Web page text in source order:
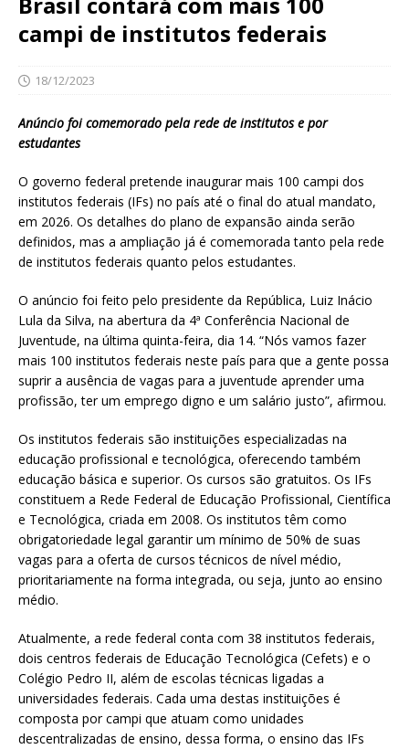
campi de institutos federais
18/12/2023
Anúncio foi comemorado pela rede de institutos e por
estudantes
O governo federal pretende inaugurar mais 100 campi dos
institutos federais (IFs) no país até o final do atual mandato,
em 2026. Os detalhes do plano de expansão ainda serão
definidos, mas a ampliação já é comemorada tanto pela rede
de institutos federais quanto pelos estudantes.
O anúncio foi feito pelo presidente da República, Luiz Inácio
Lula da Silva, na abertura da 4ª Conferência Nacional de
Juventude, na última quinta-feira, dia 14. “Nós vamos fazer
mais 100 institutos federais neste país para que a gente possa
suprir a ausência de vagas para a juventude aprender uma
profissão, ter um emprego digno e um salário justo”, afirmou.
Os institutos federais são instituições especializadas na
educação profissional e tecnológica, oferecendo também
educação básica e superior. Os cursos são gratuitos. Os IFs
constituem a Rede Federal de Educação Profissional, Científica
e Tecnológica, criada em 2008. Os institutos têm como
obrigatoriedade legal garantir um mínimo de 50% de suas
vagas para a oferta de cursos técnicos de nível médio,
prioritariamente na forma integrada, ou seja, junto ao ensino
médio.
Atualmente, a rede federal conta com 38 institutos federais,
dois centros federais de Educação Tecnológica (Cefets) e o
Colégio Pedro II, além de escolas técnicas ligadas a
universidades federais. Cada uma destas instituições é
composta por campi que atuam como unidades
descentralizadas de ensino, dessa forma, o ensino das IFs